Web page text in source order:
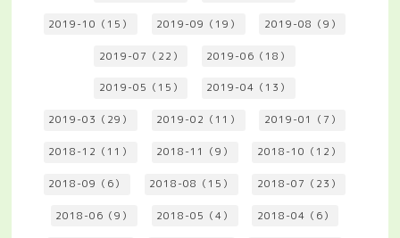
2019-10（15） 2019-09（19） 2019-08（9）
2019-07（22） 2019-06（18）
2019-05（15） 2019-04（13）
2019-03（29） 2019-02（11） 2019-01（7）
2018-12（11） 2018-11（9） 2018-10（12）
2018-09（6） 2018-08（15） 2018-07（23）
2018-06（9） 2018-05（4） 2018-04（6）